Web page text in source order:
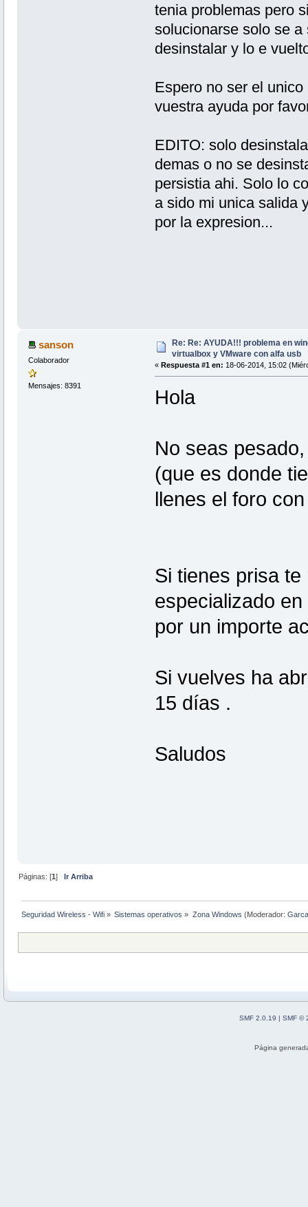
tenia problemas pero
solucionarse solo se
desinstalar y lo e
Espero no ser el
vuestra ayuda por
EDITO: solo
demas o no se
persistia ahi. Solo lo
a sido mi unica salida
por la expresion...
sanson
Colaborador
Mensajes: 8391
Re: Re: AYUDA!!! problema en
virtualbox y VMware con alfa usb
« Respuesta #1 en: 18-06-2014, 15:02
Hola
No seas
(que es donde
llenes el foro
Si tienes prisa
especializado
por un importe
Si vuelves ha
15 días .
Saludos
Páginas: [1] Ir Arriba
Seguridad Wireless - Wifi » Sistemas operativos » Zona Windows (Moderador:
SMF 2.0.19 | SMF ©
Página